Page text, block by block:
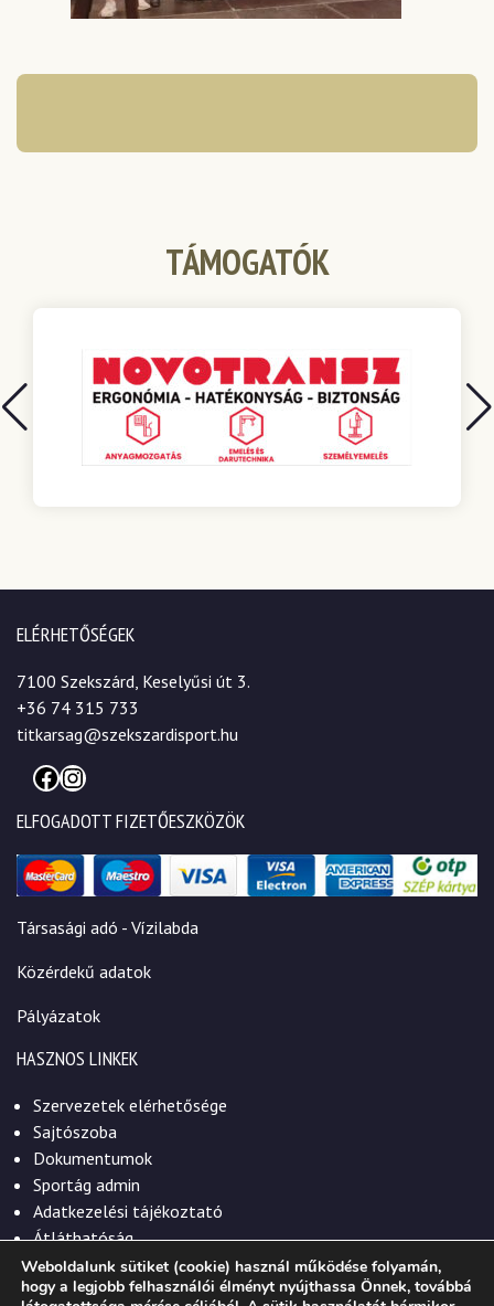
TÁMOGATÓK
ELÉRHETŐSÉGEK
7100 Szekszárd, Keselyűsi út 3.
+36 74 315 733
titkarsag@szekszardisport.hu
Facebook
Instagram
ELFOGADOTT FIZETŐESZKÖZÖK
Társasági adó - Vízilabda
Közérdekű adatok
Pályázatok
HASZNOS LINKEK
Szervezetek elérhetősége
Sajtószoba
Dokumentumok
Sportág admin
Adatkezelési tájékoztató
Átláthatóság
Weboldalunk sütiket (cookie) használ működése folyamán,
hogy a legjobb felhasználói élményt nyújthassa Önnek, továbbá